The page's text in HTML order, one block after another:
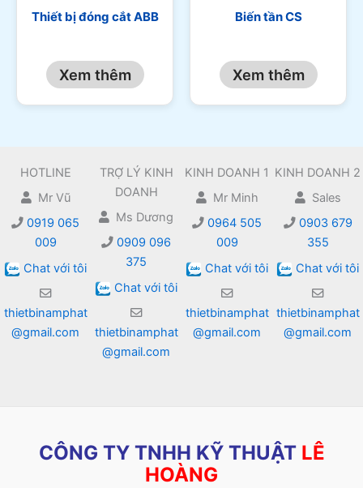
Thiết bị đóng cắt ABB
Xem thêm
Biến tần CS
Xem thêm
HOTLINE
Mr Vũ
0919 065
009
Chat với tôi
thietbinamphat
@gmail.com
TRỢ LÝ KINH
DOANH
Ms Dương
0909 096
375
Chat với tôi
thietbinamphat
@gmail.com
KINH DOANH 1
Mr Minh
0964 505
009
Chat với tôi
thietbinamphat
@gmail.com
KINH DOANH 2
Sales
0903 679
355
Chat với tôi
thietbinamphat
@gmail.com
CÔNG TY TNHH KỸ THUẬT LÊ
HOÀNG